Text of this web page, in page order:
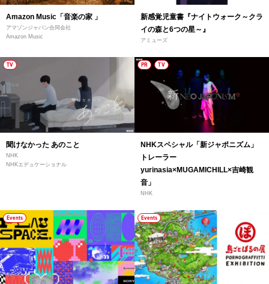
Amazon Music「音楽の家 」
アマゾンジャパン合同会社
Amazon Music
新感覚児童書『ナイトウォーク～クラ
イの森と6つの星～』
アミューズ
TV
聞けなかった あのこと
NHK
NHKエデュケーショナル
PR TV
NHKスペシャル「新ジャポニズム」
トレーラー
yurinasia×MUGAMICHILL×吉崎観
音」
NHK
Events Events